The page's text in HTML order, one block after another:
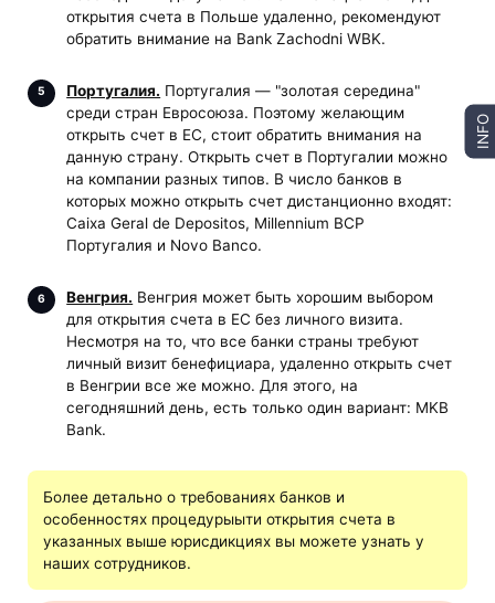
открытия счета в Польше удаленно, рекомендуют
обратить внимание на Bank Zachodni WBK.
Португалия. Португалия — "золотая середина"
среди стран Евросоюза. Поэтому желающим
открыть счет в ЕС, стоит обратить внимания на
данную страну. Открыть счет в Португалии можно
на компании разных типов. В число банков в
которых можно открыть счет дистанционно входят:
Caixa Geral de Depositos, Millennium BCP
Португалия и Novo Banco.
Венгрия. Венгрия может быть хорошим выбором
для открытия счета в ЕС без личного визита.
Несмотря на то, что все банки страны требуют
личный визит бенефициара, удаленно открыть счет
в Венгрии все же можно. Для этого, на
сегодняшний день, есть только один вариант: MKB
Bank.
Более детально о требованиях банков и
особенностях процедурыыти открытия счета в
указанных выше юрисдикциях вы можете узнать у
наших сотрудников.
INFO